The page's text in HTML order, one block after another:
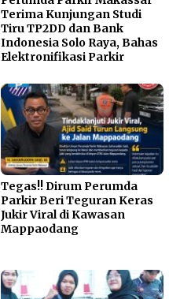
Terima Kunjungan Studi
Tiru TP2DD dan Bank
Indonesia Solo Raya, Bahas
Elektronifikasi Parkir
Tegas!! Dirum Perumda
Parkir Beri Teguran Keras
Jukir Viral di Kawasan
Mappaodang